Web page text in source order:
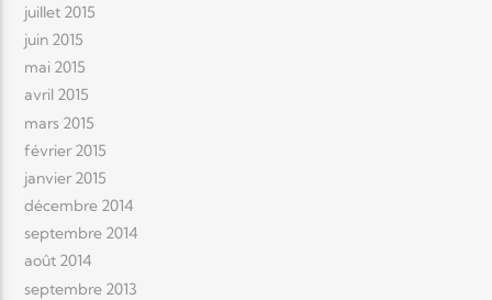
juillet 2015
juin 2015
mai 2015
avril 2015
mars 2015
février 2015
janvier 2015
décembre 2014
septembre 2014
août 2014
septembre 2013